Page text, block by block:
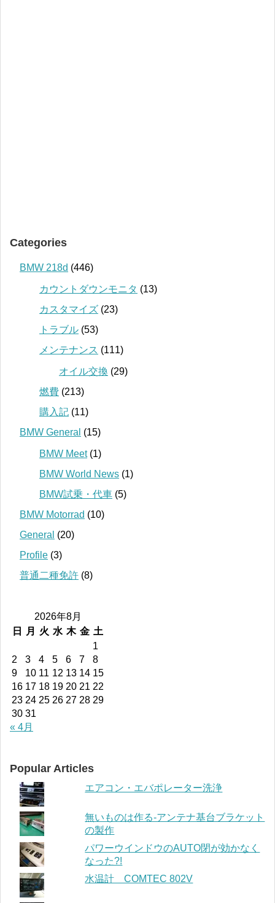
Categories
BMW 218d (446)
カウントダウンモニタ (13)
カスタマイズ (23)
トラブル (53)
メンテナンス (111)
オイル交換 (29)
燃費 (213)
購入記 (11)
BMW General (15)
BMW Meet(1)
BMW World News (1)
BMW試乗・代車 (5)
BMW Motorrad (10)
General (20)
Profile (3)
普通二種免許 (8)
2026年8月
日
月 火 水 木 金 土
1
2
3 4 5 6 7
8
9
10 11 12 13 14 15
16 17 18 19 20 21 22
23 24 25 26 27 28 29
30 31
« 4月
Popular Articles
エアコン・エバポレーター洗浄
無いものは作る-アンテナ基台ブラケット
の製作
パワーウインドウのAUTO閉が効かなく
なった?!
水温計 COMTEC 802V